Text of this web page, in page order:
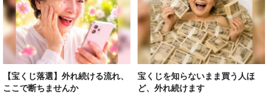
【宝くじ落選】外れ続ける流れ、
ここで断ちませんか
宝くじを知らないまま買う人ほ
ど、外れ続けます